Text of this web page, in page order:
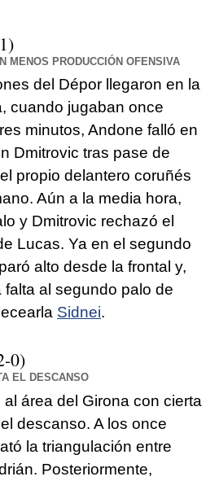
MENOS PRODUCCIÓN OFENSIVA
del Dépor llegaron en la
cuando jugaban once
minutos, Andone falló en
Dmitrovic tras pase de
propio delantero coruñés
Aún a la media hora,
y Dmitrovic rechazó el
Lucas. Ya en el segundo
alto desde la frontal y,
al segundo palo de
Sidnei.
0)
EL DESCANSO
área del Girona con cierta
descanso. A los once
la triangulación entre
Posteriormente,